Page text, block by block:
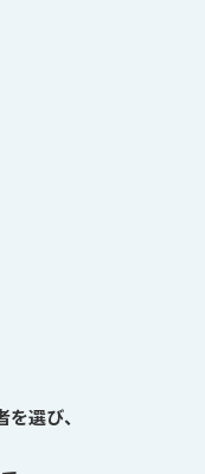
選び、